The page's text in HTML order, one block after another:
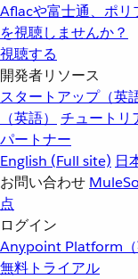
Aflacや富士通、ポリ
を視聴しませんか？
視聴する
開発者リソース
スタートアップ（英語
（英語）
チュートリ
パートナー
English (Full site) 日
お問い合わせ
点
ログイン
Anypoint Platform（
無料トライアル